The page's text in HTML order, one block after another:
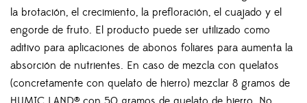
la brotación, el crecimiento, la prefloración, el cuajado y el
engorde de fruto. El producto puede ser utilizado como
aditivo para aplicaciones de abonos foliares para aumenta la
absorción de nutrientes. En caso de mezcla con quelatos
(concretamente con quelato de hierro) mezclar 8 gramos de